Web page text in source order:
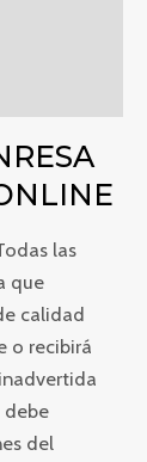
las
que
calidad
o recibirá
debe
del